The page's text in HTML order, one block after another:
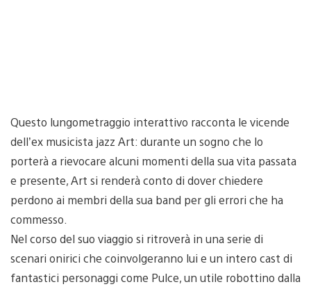
Questo lungometraggio interattivo racconta le vicende
dell’ex musicista jazz Art: durante un sogno che lo
porterà a rievocare alcuni momenti della sua vita passata
e presente, Art si renderà conto di dover chiedere
perdono ai membri della sua band per gli errori che ha
commesso.
Nel corso del suo viaggio si ritroverà in una serie di
scenari onirici che coinvolgeranno lui e un intero cast di
fantastici personaggi come Pulce, un utile robottino dalla